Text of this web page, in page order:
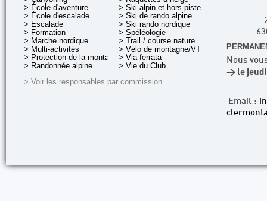
> École d'aventure
> École d'escalade
> Escalade
> Formation
> Marche nordique
> Multi-activités
> Protection de la montagne
> Randonnée alpine
> Ski alpin et hors piste
> Ski de rando alpine
> Ski rando nordique
> Spéléologie
> Trail / course nature
> Vélo de montagne/VTT
> Via ferrata
> Vie du Club
> Voir les responsables par commission
Nous
> le jeudi
Email :